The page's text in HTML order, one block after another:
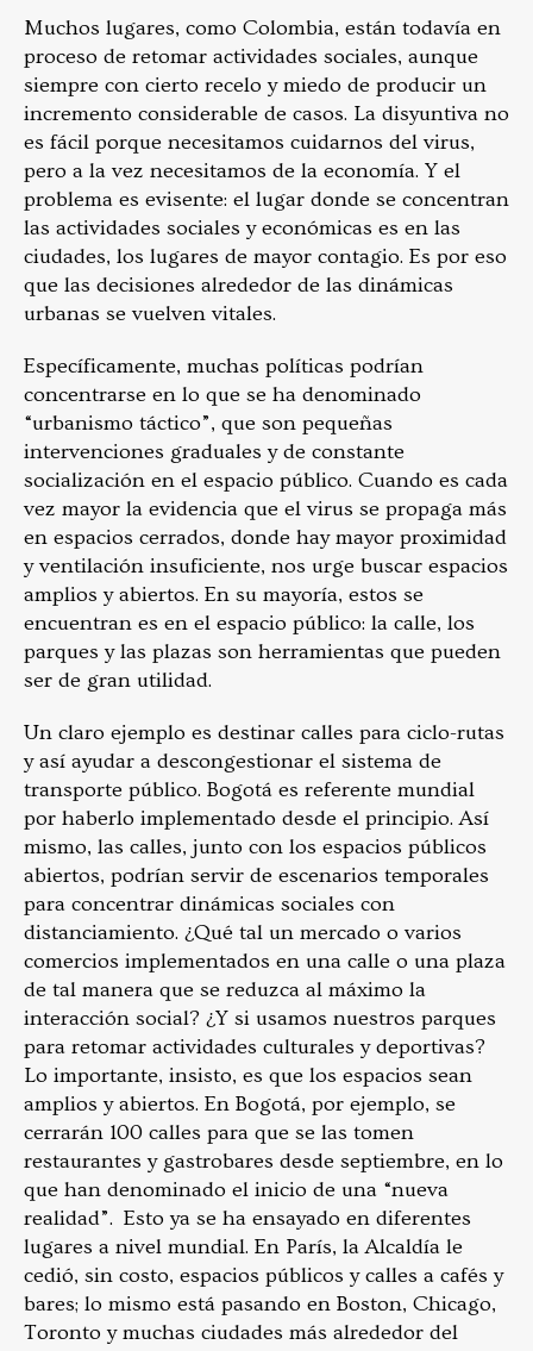
Muchos lugares, como Colombia, están todavía en
proceso de retomar actividades sociales, aunque
siempre con cierto recelo y miedo de producir un
incremento considerable de casos. La disyuntiva no
es fácil porque necesitamos cuidarnos del virus,
pero a la vez necesitamos de la economía. Y el
problema es evisente: el lugar donde se concentran
las actividades sociales y económicas es en las
ciudades, los lugares de mayor contagio. Es por eso
que las decisiones alrededor de las dinámicas
urbanas se vuelven vitales.
Específicamente, muchas políticas podrían
concentrarse en lo que se ha denominado
“urbanismo táctico”, que son pequeñas
intervenciones graduales y de constante
socialización en el espacio público. Cuando es cada
vez mayor la evidencia que el virus se propaga más
en espacios cerrados, donde hay mayor proximidad
y ventilación insuficiente, nos urge buscar espacios
amplios y abiertos. En su mayoría, estos se
encuentran es en el espacio público: la calle, los
parques y las plazas son herramientas que pueden
ser de gran utilidad.
Un claro ejemplo es destinar calles para ciclo-rutas
y así ayudar a descongestionar el sistema de
transporte público. Bogotá es referente mundial
por haberlo implementado desde el principio. Así
mismo, las calles, junto con los espacios públicos
abiertos, podrían servir de escenarios temporales
para concentrar dinámicas sociales con
distanciamiento. ¿Qué tal un mercado o varios
comercios implementados en una calle o una plaza
de tal manera que se reduzca al máximo la
interacción social? ¿Y si usamos nuestros parques
para retomar actividades culturales y deportivas?
Lo importante, insisto, es que los espacios sean
amplios y abiertos. En Bogotá, por ejemplo, se
cerrarán 100 calles para que se las tomen
restaurantes y gastrobares desde septiembre, en lo
que han denominado el inicio de una “nueva
realidad”. Esto ya se ha ensayado en diferentes
lugares a nivel mundial. En París, la Alcaldía le
cedió, sin costo, espacios públicos y calles a cafés y
bares; lo mismo está pasando en Boston, Chicago,
Toronto y muchas ciudades más alrededor del